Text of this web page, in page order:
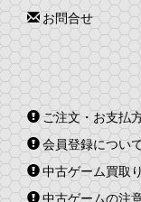
お問合せ
ご注文・お支払
会員登録につい
中古ゲーム買取
中古ゲームの注